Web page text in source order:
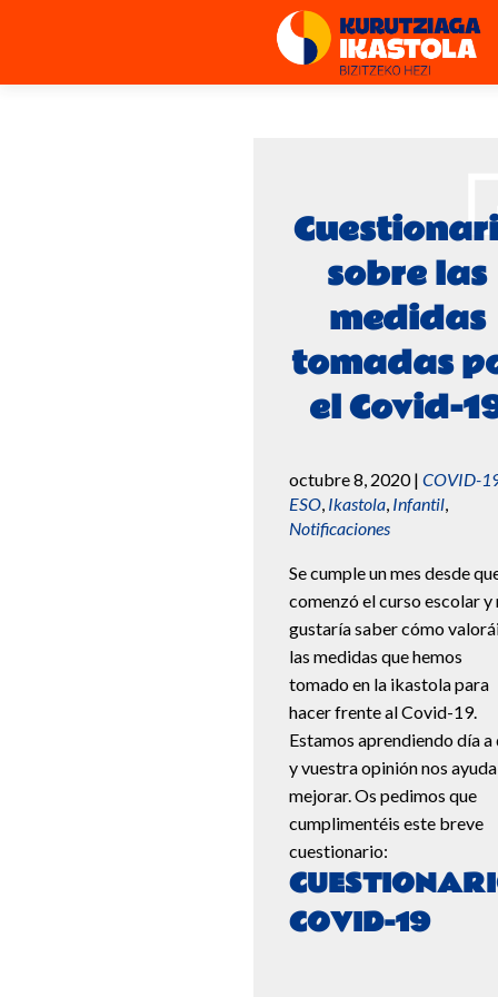
sobre las
medidas
tomadas
el Covid-
octubre 8, 2020| COVID-
ESO, Ikastola, Infantil,
Notificaciones
Se cumple un mes desde
comenzó el curso escolar y
gustaría saber cómo
las medidas que hemos
tomado en la ikastola para
hacer frente al Covid-19.
Estamos aprendiendo día a
y vuestra opinión nos
mejorar. Os pedimos que
cumplimentéis este breve
cuestionario:
COVID-19